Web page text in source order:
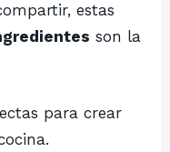
estas
son la
para crear